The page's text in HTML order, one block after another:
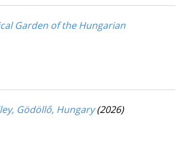
Garden of the Hungarian
Gödöllő, Hungary (2026)